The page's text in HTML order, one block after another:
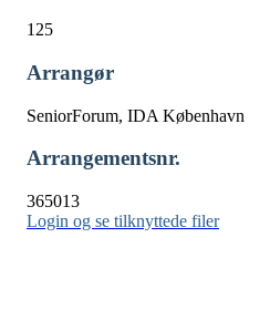
125
Arrangør
SeniorForum, IDA København
Arrangementsnr.
365013
Login og se tilknyttede filer